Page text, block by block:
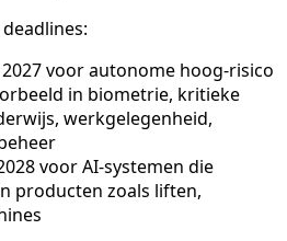
voor autonome hoog-risico
in biometrie, kritieke
werkgelegenheid,
voor AI-systemen die
producten zoals liften,